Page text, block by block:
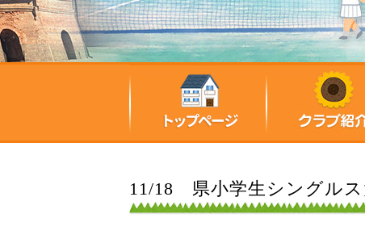
11/18 県小学生シングルス